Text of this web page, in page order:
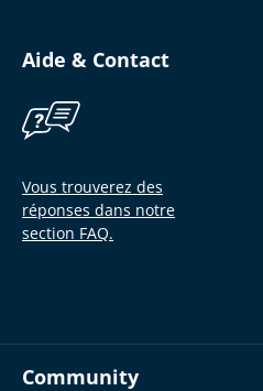
Aide & Contact
Vous trouverez des
réponses dans notre
section FAQ.
Community